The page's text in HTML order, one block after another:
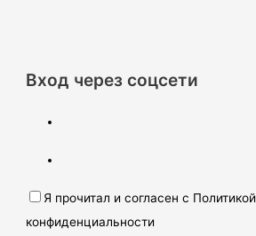
Вход через соцсети
Я прочитал и согласен с Политикой
конфиденциальности